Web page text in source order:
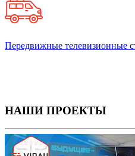
Передвижные телевизионные
НАШИ ПРОЕКТЫ